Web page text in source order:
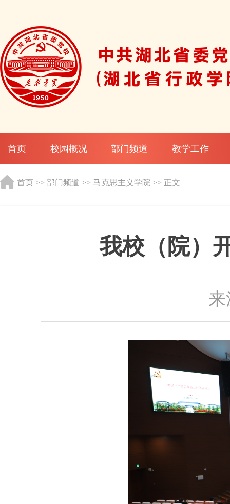
首页 校园概况 部门频道 教学工作
首页 >> 部门频道 >> 马克思主义学院 >> 正文
我校（院）